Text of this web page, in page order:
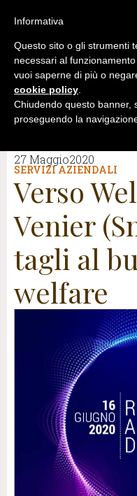
27 Maggio2020
SERVIZI AZIENDALI
Verso
Venier
tagli al
welfare
Informativa
Questo sito o gli strumenti
necessari al
vuoi saperne di più o
cookie policy.
Chiudendo questo banner,
proseguendo la